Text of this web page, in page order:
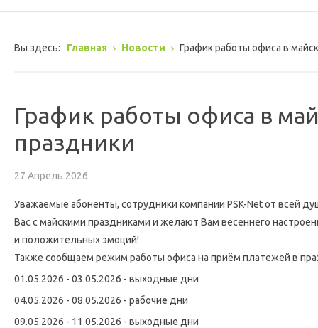
Вы здесь: Главная Новости График работы офиса в
График работы офиса в
праздники
27 Апрель 2026
Уважаемые абоненты, сотрудники компании PSK-Net от всей
Вас с майскими праздниками и желают Вам весеннего
и положительных эмоций!
Также сообщаем режим работы офиса на приём платежей в
01.05.2026 - 03.05.2026 - выходные дни
04.05.2026 - 08.05.2026 - рабочие дни
09.05.2026 - 11.05.2026 - выходные дни